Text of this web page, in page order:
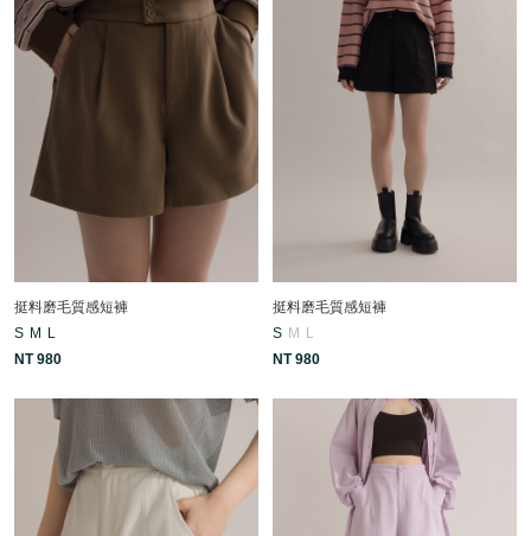
挺料磨毛質感短褲
S M
L
NT 980
挺料磨毛質感短褲
S M
L
NT 980